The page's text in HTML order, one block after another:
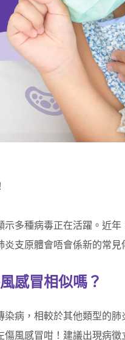
多種病毒正在活躍。近年
支原體會唔會係新的常見
感冒相似嗎？
病，相較於其他類型的肺
風感冒咁！建議出現病徵